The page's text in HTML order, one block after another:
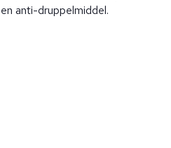
anti-druppelmiddel.